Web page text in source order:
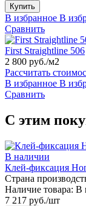
Купить
В избранное В
Сравнить
First Straightline 506
2 800 руб./м2
Рассчитать
В избранное В
Сравнить
С этим
В наличии
Клей-фиксация
Страна
Наличие товара: В
7 217 руб./шт